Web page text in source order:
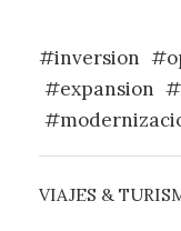
#inversion
#expansion
VIAJES &